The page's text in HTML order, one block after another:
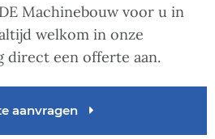
Machinebouw voor u in
welkom in onze
direct een offerte aan.
aanvragen